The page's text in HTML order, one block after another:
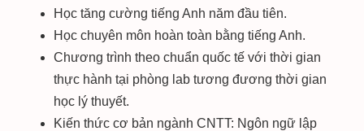
Học tăng cường tiếng Anh năm đầu tiên.
Học chuyên môn hoàn toàn bằng tiếng Anh.
Chương trình theo chuẩn quốc tế với thời gian
thực hành tại phòng lab tương đương thời gian
học lý thuyết.
Kiến thức cơ bản ngành CNTT: Ngôn ngữ lập